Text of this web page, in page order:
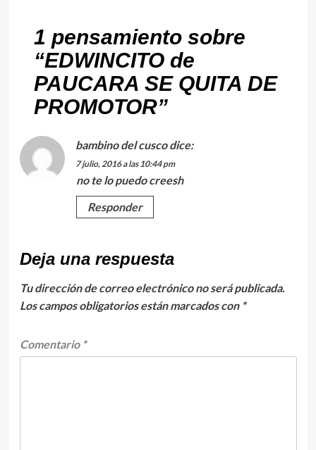
1 pensamiento sobre
“EDWINCITO de
PAUCARA SE QUITA DE
PROMOTOR”
bambino del cusco dice:
7 julio, 2016 a las 10:44 pm
no te lo puedo creesh
Responder
Deja una respuesta
Tu dirección de correo electrónico no será publicada.
Los campos obligatorios están marcados con *
Comentario *